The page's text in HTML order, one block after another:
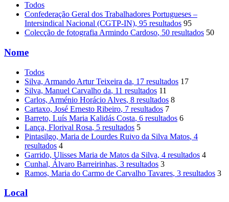
Todos
Confederação Geral dos Trabalhadores Portugueses –
Intersindical Nacional (CGTP-IN), 95 resultados 95
Colecção de fotografia Armindo Cardoso, 50 resultados 50
Nome
Todos
Silva, Armando Artur Teixeira da, 17 resultados 17
Silva, Manuel Carvalho da, 11 resultados 11
Carlos, Arménio Horácio Alves, 8 resultados 8
Cartaxo, José Ernesto Ribeiro, 7 resultados 7
Barreto, Luís Maria Kalidás Costa, 6 resultados 6
Lança, Florival Rosa, 5 resultados 5
Pintasilgo, Maria de Lourdes Ruivo da Silva Matos, 4
resultados 4
Garrido, Ulisses Maria de Matos da Silva, 4 resultados 4
Cunhal, Álvaro Barreirinhas, 3 resultados 3
Ramos, Maria do Carmo de Carvalho Tavares, 3 resultados 3
Local